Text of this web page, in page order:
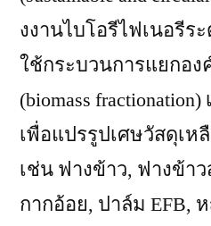
งงานไบโอรีไฟเนอรี
ใช้กระบวนการแยกอ
(biomass
เพื่อแปรรูปเศษวัสดุเห
เช่น ฟางข้าว, ฟางข้า
กากอ้อย, ปาล์ม EFB,